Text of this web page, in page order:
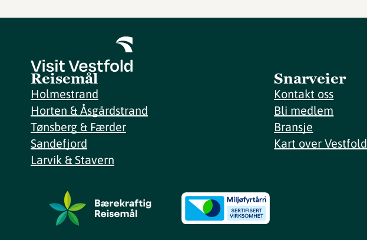
Reisemål
Holmestrand
Horten & Åsgårdstrand
Tønsberg & Færder
Sandefjord
Larvik & Stavern
Snarveier
Kontakt oss
Bli medlem
Bransje
Kart over Vestfold